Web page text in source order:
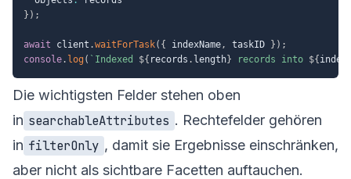
} ) ;
await client .waitForTask( { indexName, taskID } ) ;
console. log ( ` Indexed ${ records . length} records into ${
Die wichtigsten Felder stehen oben
in searchableAttributes . Rechtefelder gehören
in filterOnly , damit sie Ergebnisse einschränken,
aber nicht als sichtbare Facetten auftauchen.